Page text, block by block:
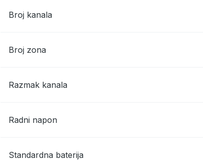
Broj kanala
Broj zona
Razmak kanala
Radni napon
Standardna baterija